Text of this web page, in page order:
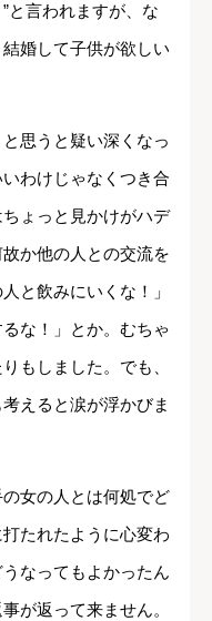
と言われますが、な
婚して子供が欲しい
思うと疑い深くなっ
わけじゃなくつき合
ょっと見かけがハデ
か他の人との交流を
と飲みにいくな！」
な！」とか。むちゃ
もしました。でも、
えると涙が浮かびま
女の人とは何処でど
たれたように心変わ
なってもよかったん
が返って来ません。